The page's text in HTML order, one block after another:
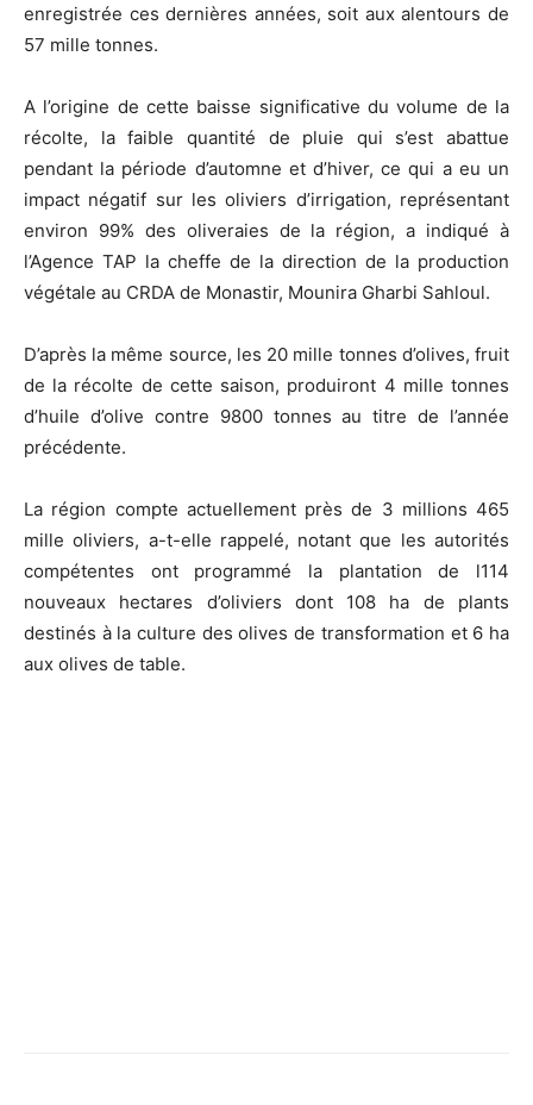
enregistrée ces dernières années, soit aux alentours de
57 mille tonnes.
A l’origine de cette baisse significative du volume de la
récolte, la faible quantité de pluie qui s’est abattue
pendant la période d’automne et d’hiver, ce qui a eu un
impact négatif sur les oliviers d’irrigation, représentant
environ 99% des oliveraies de la région, a indiqué à
l’Agence TAP la cheffe de la direction de la production
végétale au CRDA de Monastir, Mounira Gharbi Sahloul.
D’après la même source, les 20 mille tonnes d’olives, fruit
de la récolte de cette saison, produiront 4 mille tonnes
d’huile d’olive contre 9800 tonnes au titre de l’année
précédente.
La région compte actuellement près de 3 millions 465
mille oliviers, a-t-elle rappelé, notant que les autorités
compétentes ont programmé la plantation de l114
nouveaux hectares d’oliviers dont 108 ha de plants
destinés à la culture des olives de transformation et 6 ha
aux olives de table.